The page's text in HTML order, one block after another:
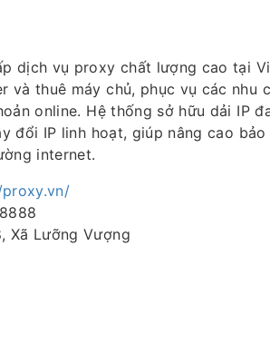
dịch vụ proxy chất lượng cao tại
và thuê máy chủ, phục vụ các nhu
online. Hệ thống sở hữu dải IP
đổi IP linh hoạt, giúp nâng cao
internet.
Xã Lưỡng Vượng